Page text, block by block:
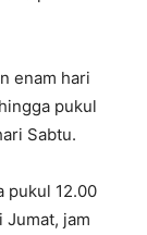
enam hari
pukul
Sabtu.
pukul 12.00
Jumat, jam